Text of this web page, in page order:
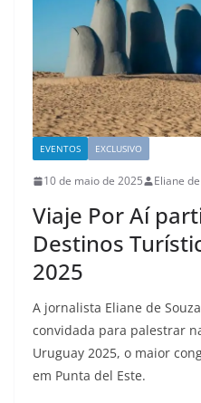
EVENTOS EXCLUSIVO
10 de maio de 2025 Eliane
Viaje Por Aí
Destinos
2025
A jornalista Eliane de
convidada para palestrar
Uruguay 2025, o maior
em Punta del Este.